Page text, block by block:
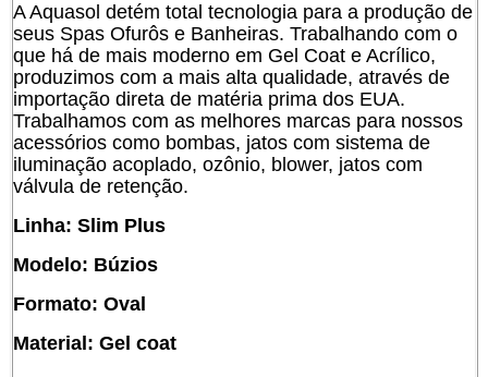
A Aquasol detém total tecnologia para a produção de
seus Spas Ofurôs e Banheiras. Trabalhando com o
que há de mais moderno em Gel Coat e Acrílico,
produzimos com a mais alta qualidade, através de
importação direta de matéria prima dos EUA.
Trabalhamos com as melhores marcas para nossos
acessórios como bombas, jatos com sistema de
iluminação acoplado, ozônio, blower, jatos com
válvula de retenção.
Linha: Slim Plus
Modelo: Búzios
Formato: Oval
Material: Gel coat